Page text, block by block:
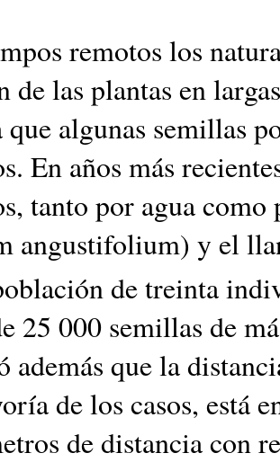
remotos los
de las plantas en
algunas semillas
En años más
tanto por agua como
angustifolium) y el
de treinta
25 000 semillas de
además que la
de los casos, está
de distancia con